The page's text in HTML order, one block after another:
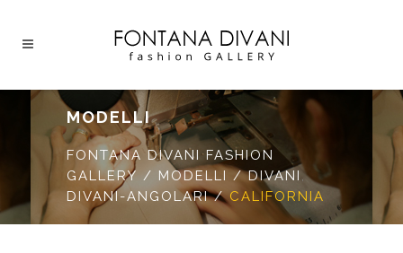
MODELLI
FONTANA DIVANI FASHION
GALLERY / MODELLI /DIVANI ,
DIVANI-ANGOLARI/CALIFORNIA